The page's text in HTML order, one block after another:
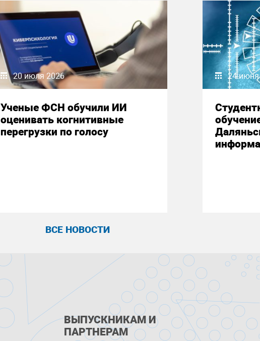
20 июля 2026
Ученые ФСН обучили ИИ
оценивать когнитивные
перегрузки по голосу
24
ВСЕ НОВОСТИ
ВЫПУСКНИКАМ И
ПАРТНЕРАМ